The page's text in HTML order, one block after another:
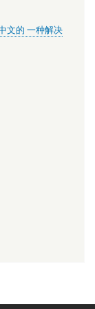
文的 一种解决